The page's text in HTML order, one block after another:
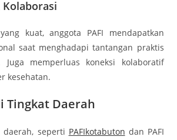
Kolaborasi
kuat, anggota PAFI mendapatkan
saat menghadapi tantangan praktis
memperluas koneksi kolaboratif
kesehatan.
Tingkat Daerah
daerah, seperti PAFIkotabuton dan PAFI